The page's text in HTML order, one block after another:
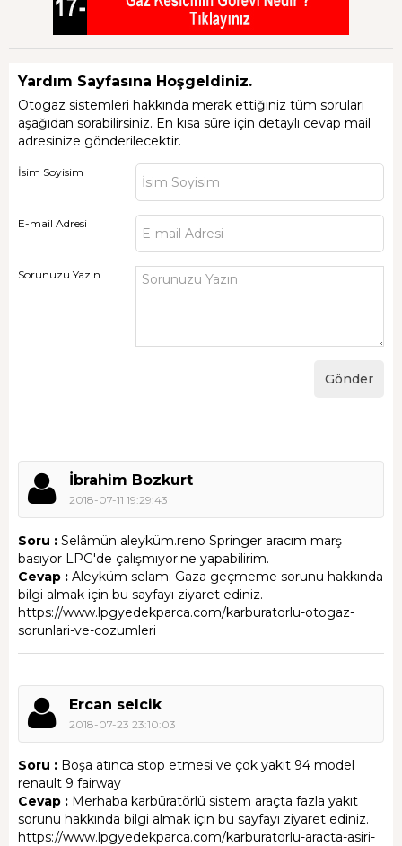
Yardım Sayfasına Hoşgeldiniz.
Otogaz sistemleri hakkında merak ettiğiniz tüm soruları
aşağıdan sorabilirsiniz. En kısa süre için detaylı cevap mail
adresinize gönderilecektir.
İsim Soyisim
E-mail Adresi
Sorunuzu Yazın
Gönder
İbrahim Bozkurt
2018-07-11 19:29:43
Soru : Selâmün aleyküm.reno Springer aracım marş
basıyor LPG'de çalışmıyor.ne yapabilirim.
Cevap : Aleyküm selam; Gaza geçmeme sorunu hakkında
bilgi almak için bu sayfayı ziyaret ediniz.
https://www.lpgyedekparca.com/karburatorlu-otogaz-
sorunlari-ve-cozumleri
Ercan selcik
2018-07-23 23:10:03
Soru : Boşa atınca stop etmesi ve çok yakıt 94 model
renault 9 fairway
Cevap : Merhaba karbüratörlü sistem araçta fazla yakıt
sorunu hakkında bilgi almak için bu sayfayı ziyaret ediniz.
https://www.lpgyedekparca.com/karburatorlu-aracta-asiri-